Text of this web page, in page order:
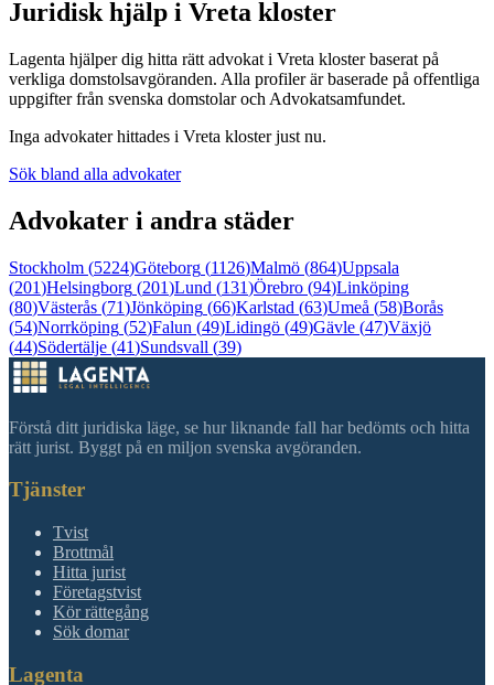
Juridisk hjälp i Vreta kloster
Lagenta hjälper dig hitta rätt advokat i Vreta klosterbaserat på
verkliga domstolsavgöranden. Alla profiler är baserade på offentliga
uppgifter från svenska domstolar och Advokatsamfundet.
Inga advokater hittades i Vreta klosterjust nu.
Sök bland alla advokater
Advokater i andra städer
Stockholm (5224)Göteborg (1126)Malmö (864)Uppsala
(201)Helsingborg (201)Lund (131)Örebro (94)Linköping
(80)Västerås (71)Jönköping (66)Karlstad (63)Umeå (58)Borås
(54)Norrköping (52)Falun (49)Lidingö (49)Gävle (47)Växjö
(44)Södertälje (41)Sundsvall (39)
Förstå ditt juridiska läge, se hur liknande fall har bedömts och hitta
rätt jurist. Byggt på en miljon svenska avgöranden.
Tjänster
Tvist
Brottmål
Hitta jurist
Företagstvist
Kör rättegång
Sök domar
Lagenta